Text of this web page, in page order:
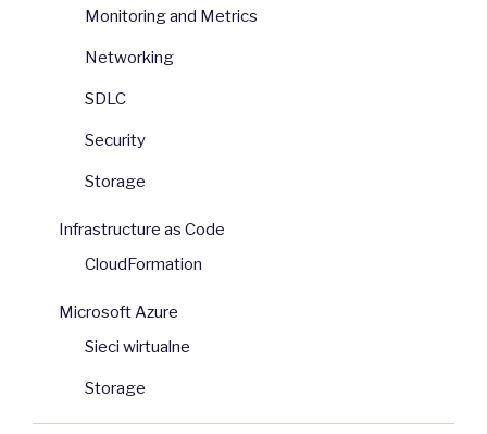
Monitoring and Metrics
Networking
SDLC
Security
Storage
Infrastructure as Code
CloudFormation
Microsoft Azure
Sieci wirtualne
Storage